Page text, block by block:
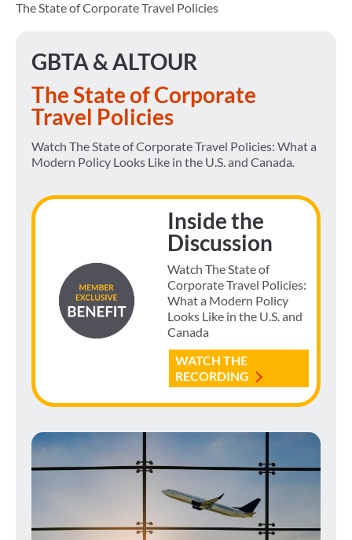
The State of Corporate Travel Policies
GBTA & ALTOUR
The State of Corporate
Travel Policies
Watch The State of Corporate Travel Policies: What a
Modern Policy Looks Like in the U.S. and Canada.
Inside the
Discussion
Watch The State of
Corporate Travel Policies:
What a Modern Policy
Looks Like in the U.S. and
Canada
WATCH THE
RECORDING